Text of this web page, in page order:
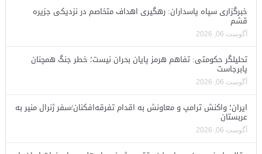
خبرگزاری سپاه پاسداران: رهگیری اهداف متخاصم در نزدیکی جزیره
قشم
آگوست 06, 2026
تحلیلگر حکومتی: تفاهم هرمز پایان بحران نیست؛ خطر جنگ همچنان
پابرجاست
آگوست 06, 2026
ایران؛ واکنش ترامپ و معاونش به اقدام تفرقه‌افکنان/سفر ژنرال منیر به
عربستان
آگوست 06, 2026